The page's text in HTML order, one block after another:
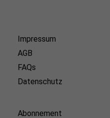
Impressum
AGB
FAQs
Datenschutz
Abonnement